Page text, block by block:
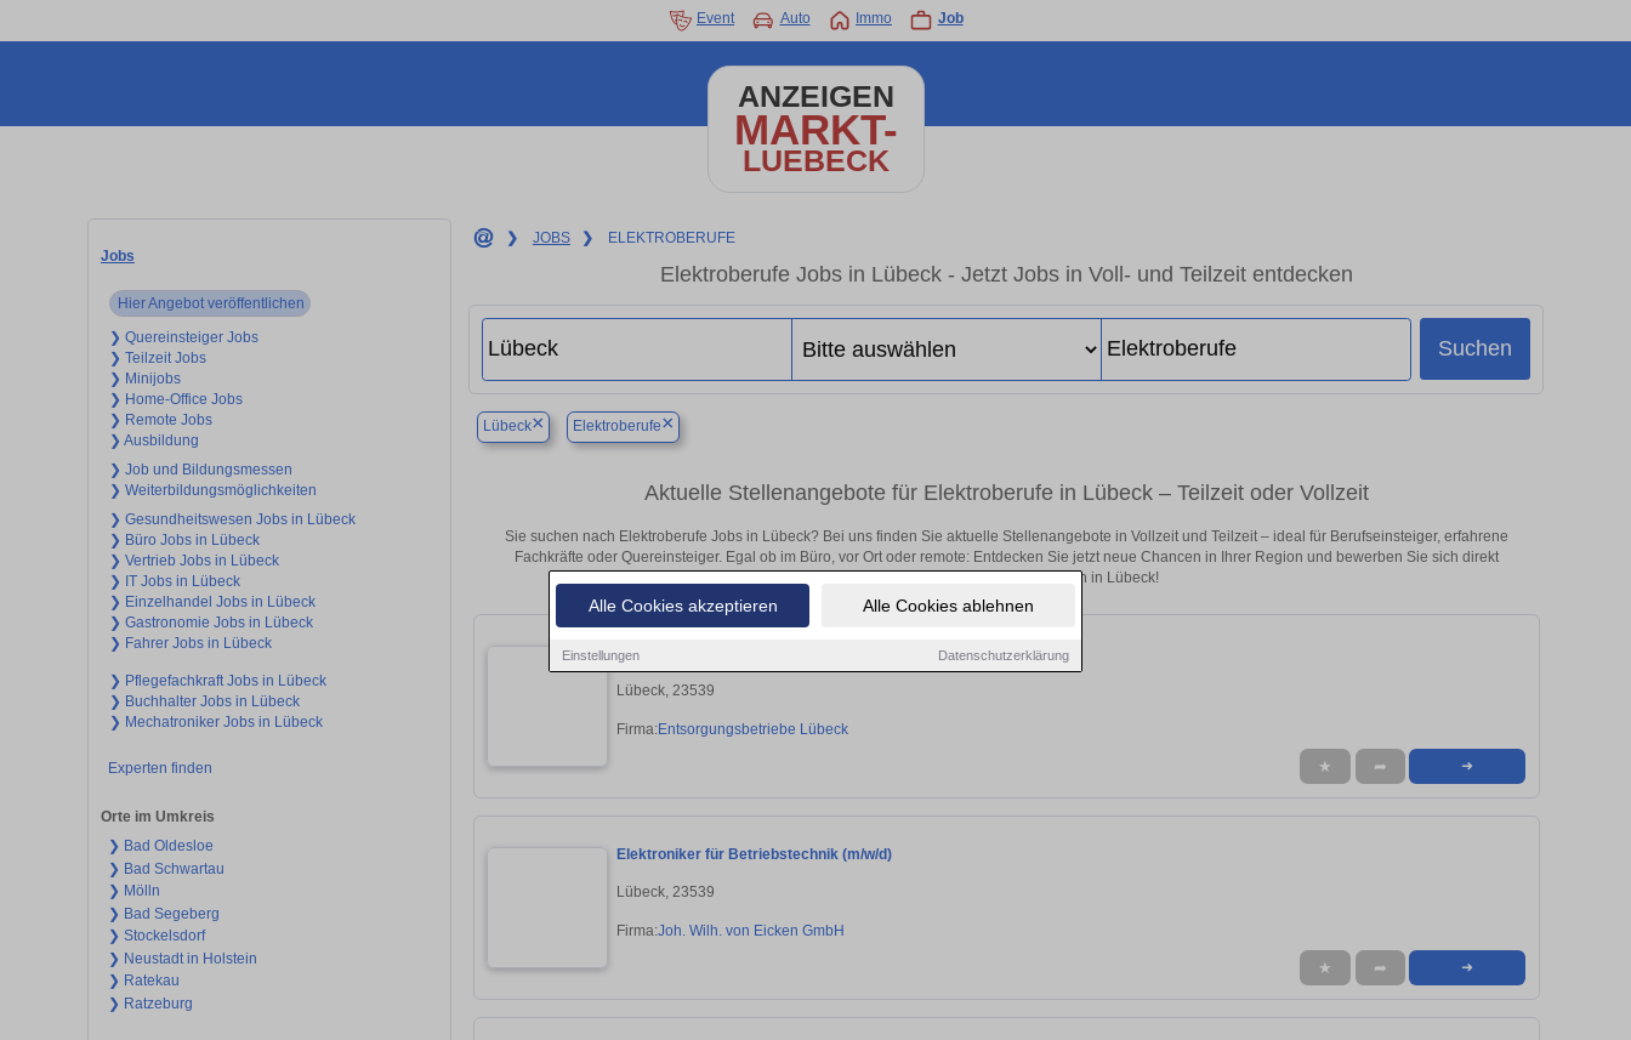
Alle Cookies akzeptieren Alle Cookies ablehnen
Einstellungen Datenschutzerklärung
Event Auto Immo Job
ANZEIGEN
MARKT-
LUEBECK
Jobs
Hier Angebot veröffentlichen
❯ Quereinsteiger Jobs
❯ Teilzeit Jobs
❯ Minijobs
❯ Home-Office Jobs
❯ Remote Jobs
❯ Ausbildung
❯ Job und Bildungsmessen
❯ Weiterbildungsmöglichkeiten
❯ Gesundheitswesen Jobs in Lübeck
❯ Büro Jobs in Lübeck
❯ Vertrieb Jobs in Lübeck
❯ IT Jobs in Lübeck
❯ Einzelhandel Jobs in Lübeck
❯ Gastronomie Jobs in Lübeck
❯ Fahrer Jobs in Lübeck
❯ Pflegefachkraft Jobs in Lübeck
❯ Buchhalter Jobs in Lübeck
❯ Mechatroniker Jobs in Lübeck
Experten finden
Orte im Umkreis
❯ Bad Oldesloe
❯ Bad Schwartau
❯ Mölln
❯ Bad Segeberg
❯ Stockelsdorf
❯ Neustadt in Holstein
❯ Ratekau
❯ Ratzeburg
❯ JOBS ❯ ELEKTROBERUFE
Elektroberufe Jobs in Lübeck - Jetzt Jobs in Voll- und Teilzeit entdecken
Suchen
Lübeck× Elektroberufe×
Aktuelle Stellenangebote für Elektroberufe in Lübeck – Teilzeit oder Vollzeit
Sie suchen nach Elektroberufe Jobs in Lübeck? Bei uns finden Sie aktuelle Stellenangebote in Vollzeit und Teilzeit – ideal für Berufseinsteiger, erfahrene
Fachkräfte oder Quereinsteiger. Egal ob im Büro, vor Ort oder remote: Entdecken Sie jetzt neue Chancen in Ihrer Region und bewerben Sie sich direkt
auf passende Elektroberufe-Stellen in Lübeck!
Elektroniker:in für Betriebstechnik
Lübeck, 23539
Firma:Entsorgungsbetriebe Lübeck
★ ➦ ➜
Elektroniker für Betriebstechnik (m/w/d)
Lübeck, 23539
Firma:Joh. Wilh. von Eicken GmbH
★ ➦ ➜